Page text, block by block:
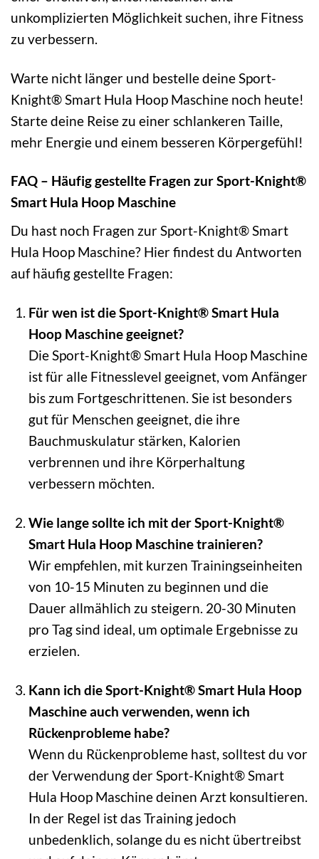
unkomplizierten Möglichkeit suchen, ihre Fitness
zu verbessern.
Warte nicht länger und bestelle deine Sport-
Knight® Smart Hula Hoop Maschine noch heute!
Starte deine Reise zu einer schlankeren Taille,
mehr Energie und einem besseren Körpergefühl!
FAQ – Häufig gestellte Fragen zur Sport-Knight®
Smart Hula Hoop Maschine
Du hast noch Fragen zur Sport-Knight® Smart
Hula Hoop Maschine? Hier findest du Antworten
auf häufig gestellte Fragen:
Für wen ist die Sport-Knight® Smart Hula
Hoop Maschine geeignet?
Die Sport-Knight® Smart Hula Hoop Maschine
ist für alle Fitnesslevel geeignet, vom Anfänger
bis zum Fortgeschrittenen. Sie ist besonders
gut für Menschen geeignet, die ihre
Bauchmuskulatur stärken, Kalorien
verbrennen und ihre Körperhaltung
verbessern möchten.
Wie lange sollte ich mit der Sport-Knight®
Smart Hula Hoop Maschine trainieren?
Wir empfehlen, mit kurzen Trainingseinheiten
von 10-15 Minuten zu beginnen und die
Dauer allmählich zu steigern. 20-30 Minuten
pro Tag sind ideal, um optimale Ergebnisse zu
erzielen.
Kann ich die Sport-Knight® Smart Hula Hoop
Maschine auch verwenden, wenn ich
Rückenprobleme habe?
Wenn du Rückenprobleme hast, solltest du vor
der Verwendung der Sport-Knight® Smart
Hula Hoop Maschine deinen Arzt konsultieren.
In der Regel ist das Training jedoch
unbedenklich, solange du es nicht übertreibst